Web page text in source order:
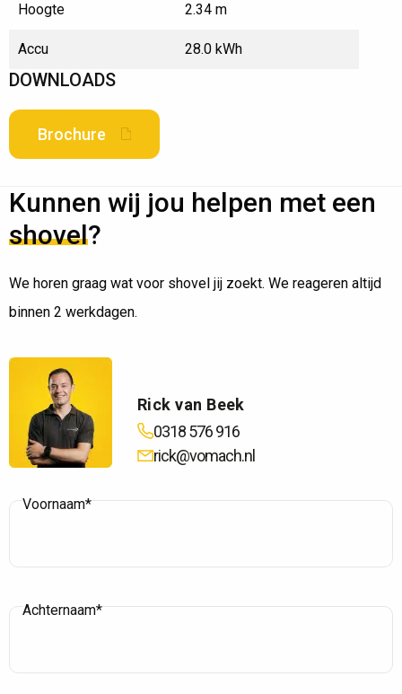
Hoogte 2.34 m
Accu 28.0 kWh
DOWNLOADS
Brochure
Kunnen wij jou helpen met een
shovel?
We horen graag wat voor shovel jij zoekt. We reageren altijd
binnen 2 werkdagen.
Rick van Beek
0318 576 916
rick@vomach.nl
Voornaam*
Achternaam*